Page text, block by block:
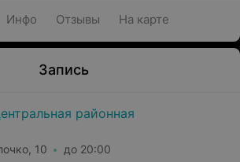
Инфо Отзывы На карте
Запись
районная
10 до 20:00